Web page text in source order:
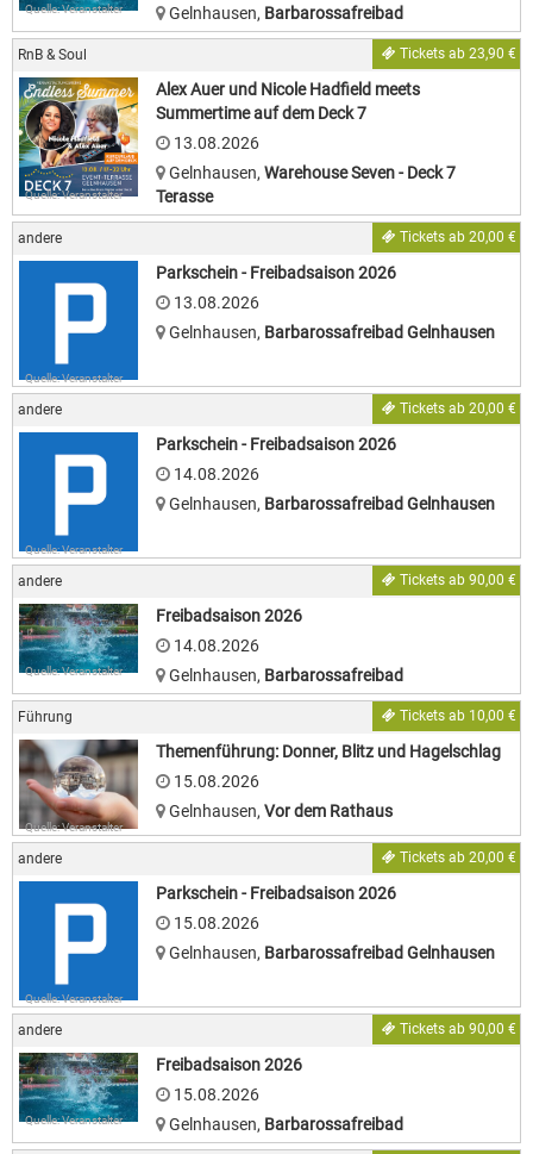
Quelle: Veranstalter
Gelnhausen, Barbarossafreibad
RnB & Soul Tickets ab 23,90 €
Quelle: Veranstalter
Alex Auer und Nicole Hadfield meets
Summertime auf dem Deck 7
13.08.2026
Gelnhausen, Warehouse Seven - Deck 7
Terasse
andere Tickets ab 20,00 €
Quelle: Veranstalter
Parkschein - Freibadsaison 2026
13.08.2026
Gelnhausen, Barbarossafreibad Gelnhausen
andere Tickets ab 20,00 €
Quelle: Veranstalter
Parkschein - Freibadsaison 2026
14.08.2026
Gelnhausen, Barbarossafreibad Gelnhausen
andere Tickets ab 90,00 €
Quelle: Veranstalter
Freibadsaison 2026
14.08.2026
Gelnhausen, Barbarossafreibad
Führung Tickets ab 10,00 €
Quelle: Veranstalter
Themenführung: Donner, Blitz und Hagelschlag
15.08.2026
Gelnhausen, Vor dem Rathaus
andere Tickets ab 20,00 €
Quelle: Veranstalter
Parkschein - Freibadsaison 2026
15.08.2026
Gelnhausen, Barbarossafreibad Gelnhausen
andere Tickets ab 90,00 €
Quelle: Veranstalter
Freibadsaison 2026
15.08.2026
Gelnhausen, Barbarossafreibad